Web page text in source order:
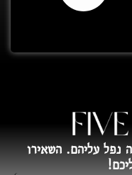
נפל עליהם. השאירו